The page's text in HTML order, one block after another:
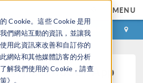
Cookie。這些 Cookie 是用
們網站互動的資訊，並讓我
用此資訊來改善和自訂你的
網站和其他媒體訪客的分析
解我們使用的 Cookie，請查
》。
MENU
登录 咨询与购买
行 COMSOL®App